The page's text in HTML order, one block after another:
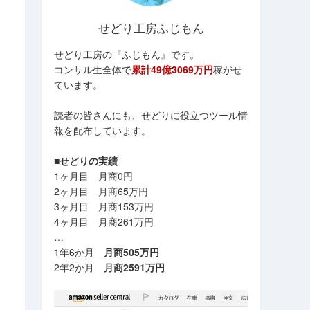
せどり工房ふじもん
せどり工房の『ふじもん』です。
コンサル生全体で累計49億3069万円稼がせ
ています。
読者の皆さんにも、せどりに役立つツール情
報を配布しています。
■せどりの実績
1ヶ月目 月商0円
2ヶ月目 月商65万円
3ヶ月目 月商153万円
4ヶ月目 月商261万円
…
1年6か月 月商505万円
2年2か月 月商2591万円